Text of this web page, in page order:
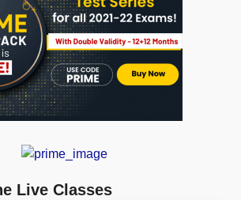
Live Classes